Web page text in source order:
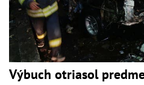
Výbuch otriasol